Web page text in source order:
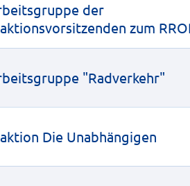
der
zum
"Radverkehr"
Die Unabhängigen